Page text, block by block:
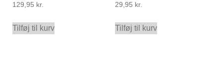
129,95 kr.
Tilføj til kurv
29,95 kr.
Tilføj til kurv